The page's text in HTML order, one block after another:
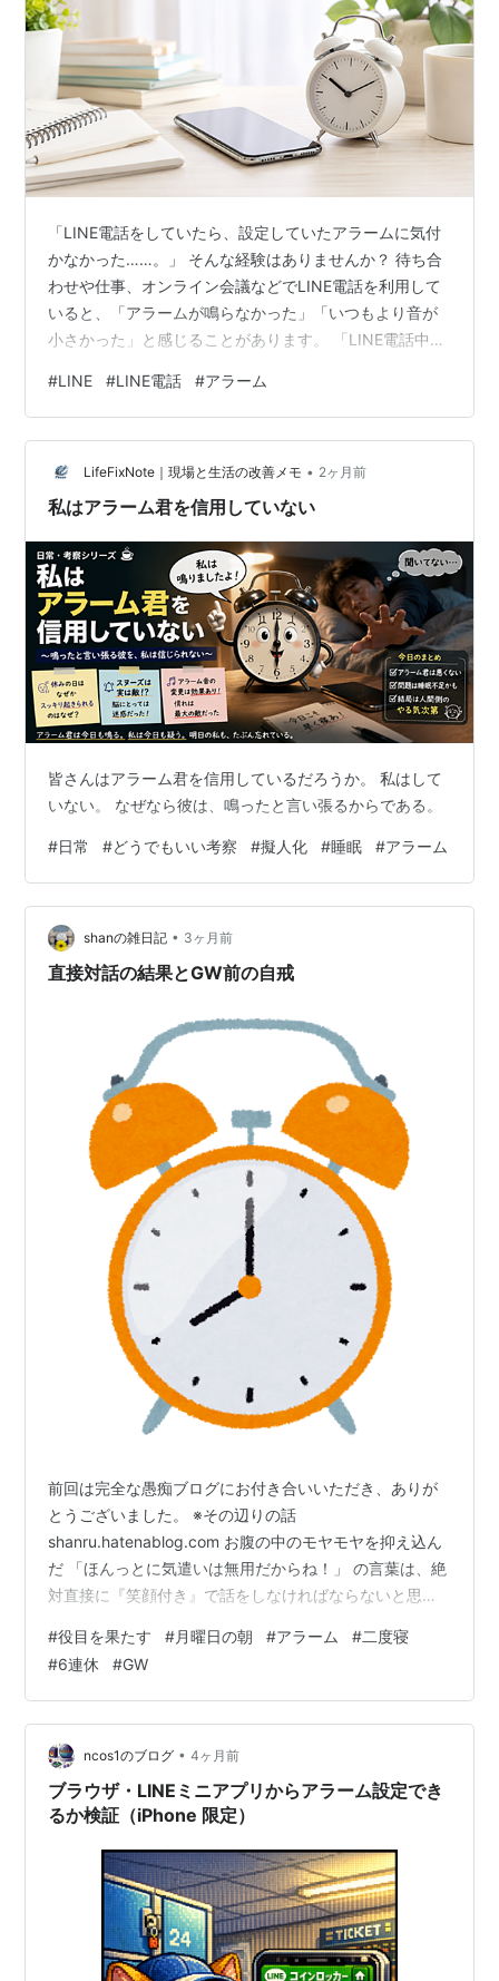
「LINE電話をしていたら、設定していたアラームに気付
かなかった……。」 そんな経験はありませんか？ 待ち合
わせや仕事、オンライン会議などでLINE電話を利用して
いると、「アラームが鳴らなかった」「いつもより音が
小さかった」と感じることがあります。 「LINE電話中は
「設定を変えれば改善できる？」 このような疑問を持っ
て検索する方も多いでしょう。 結論から言うと、多くの
iPhoneやAndroidではLINE電話中でもアラームは鳴りま
す。 ただし、通話中は音声通話が優先されるため、機種
や設定によってはアラーム音が小さく聞こえたり、普段
#LINE #LINE電話 #アラーム
LifeFixNote｜現場と生活の改善メモ • 2ヶ月前
私はアラーム君を信用していない
皆さんはアラーム君を信用しているだろうか。 私はして
いない。 なぜなら彼は、鳴ったと言い張るからである。
#日常 #どうでもいい考察 #擬人化 #睡眠 #アラーム
shanの雑日記 • 3ヶ月前
直接対話の結果とGW前の自戒
前回は完全な愚痴ブログにお付き合いいただき、ありが
とうございました。 ※その辺りの話
shanru.hatenablog.com お腹の中のモヤモヤを抑え込ん
だ 「ほんっとに気遣いは無用だからね！」 の言葉は、絶
対直接に『笑顔付き』で話をしなければならないと思い
いし。 こちらが突き放したように捉えられると、この先
色々と面倒な事になるので…。 で、機会があったので直
接話ができました。 私「いやいやもう、ほんっとに…」
かえってこちらが申し訳ない雰囲気を前面に出しなが
ら、笑顔で辞退の申し出をしたのですが…。 あちらのチ
ームとしては、まだまだ復…
#役目を果たす #月曜日の朝 #アラーム #二度寝
#6連休 #GW
ncos1のブログ • 4ヶ月前
ブラウザ・LINEミニアプリからアラーム設定でき
るか検証（iPhone 限定）